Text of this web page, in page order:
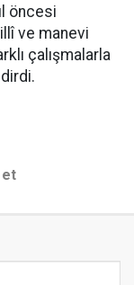
öncesi
ve manevi
çalışmalarla
et